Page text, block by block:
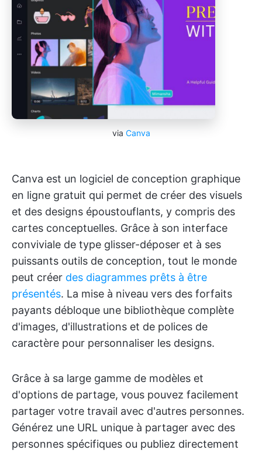
via Canva
Canva est un logiciel de conception graphique
en ligne gratuit qui permet de créer des visuels
et des designs époustouflants, y compris des
cartes conceptuelles. Grâce à son interface
conviviale de type glisser-déposer et à ses
puissants outils de conception, tout le monde
peut créer des diagrammes prêts à être
présentés. La mise à niveau vers des forfaits
payants débloque une bibliothèque complète
d'images, d'illustrations et de polices de
caractère pour personnaliser les designs.
Grâce à sa large gamme de modèles et
d'options de partage, vous pouvez facilement
partager votre travail avec d'autres personnes.
Générez une URL unique à partager avec des
personnes spécifiques ou publiez directement